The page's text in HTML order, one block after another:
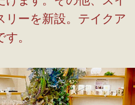
ーを新設。テイクア
。